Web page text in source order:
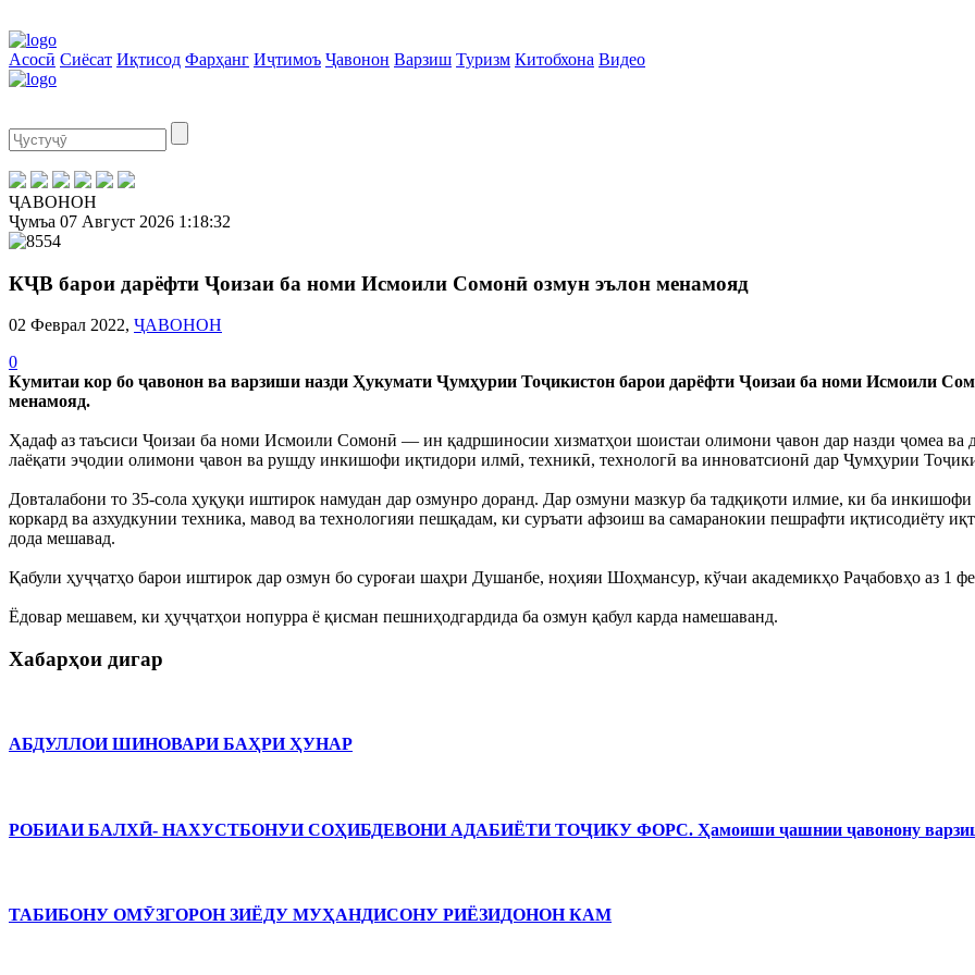
Асосӣ Сиёсат Иқтисод Фарҳанг Иҷтимоъ Ҷавонон Варзиш Туризм Китобхона Видео
ҶАВОНОН
Ҷумъа 07 Август 2026 1:18:32
КҶВ барои дарёфти Ҷоизаи ба номи Исмоили Сомонӣ озмун эълон менамояд
02 Феврал 2022, ҶАВОНОН
0
Кумитаи кор бо ҷавонон ва варзиши назди Ҳукумати Ҷумҳурии Тоҷикистон барои дарёфти Ҷоизаи ба номи Исмоили
менамояд.
Ҳадаф аз таъсиси Ҷоизаи ба номи Исмоили Сомонӣ — ин қадршиносии хизматҳои шоистаи олимони ҷавон дар назди ҷомеа ва
лаёқати эҷодии олимони ҷавон ва рушду инкишофи иқтидори илмӣ, техникӣ, технологӣ ва инноватсионӣ дар Ҷумҳурии
Довталабони то 35-сола ҳуқуқи иштирок намудан дар озмунро доранд. Дар озмуни мазкур ба тадқиқоти илмие, ки ба
коркард ва азхудкунии техника, мавод ва технологияи пешқадам, ки суръати афзоиш ва самаранокии пешрафти иқтисодиёту
дода мешавад.
Қабули ҳуҷҷатҳо барои иштирок дар озмун бо суроғаи шаҳри Душанбе, ноҳияи Шоҳмансур, кўчаи академикҳо Раҷабовҳо аз 1
Ёдовар мешавем, ки ҳуҷҷатҳои нопурра ё қисман пешниҳодгардида ба озмун қабул карда намешаванд.
Хабарҳои дигар
АБДУЛЛОИ ШИНОВАРИ БАҲРИ ҲУНАР
РОБИАИ БАЛХӢ- НАХУСТБОНУИ СОҲИБДЕВОНИ АДАБИЁТИ ТОҶИКУ ФОРС. Ҳамоиши ҷашнии ҷавонону
ТАБИБОНУ ОМӮЗГОРОН ЗИЁДУ МУҲАНДИСОНУ РИЁЗИДОНОН КАМ